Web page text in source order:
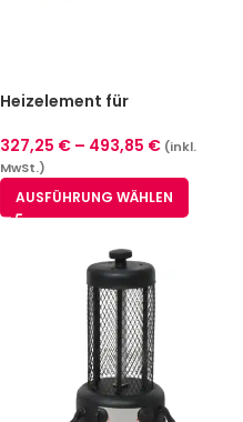
Heizelement für
327,25 € – 493,85 € (inkl.
MwSt.)
AUSFÜHRUNG WÄHLEN